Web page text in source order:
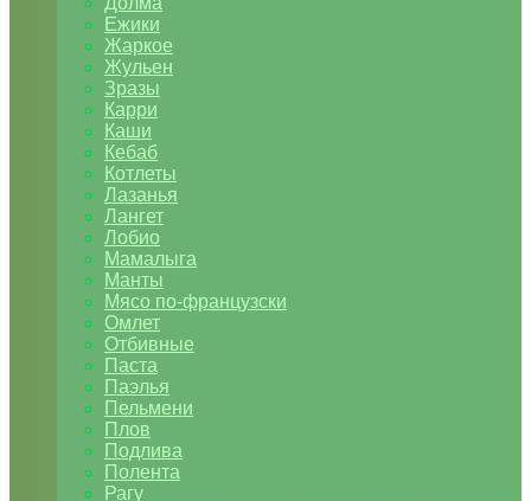
Ежики
Жаркое
Жульен
Зразы
Карри
Каши
Кебаб
Котлеты
Лазанья
Лангет
Лобио
Мамалыга
Манты
Мясо по-французски
Омлет
Отбивные
Паста
Паэлья
Пельмени
Плов
Подлива
Полента
Рагу